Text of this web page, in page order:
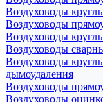
Воздуховоды
Воздуховоды
Воздуховоды
Воздуховоды
Воздуховоды
дымоудаления
Воздуховоды
Воздуховоды